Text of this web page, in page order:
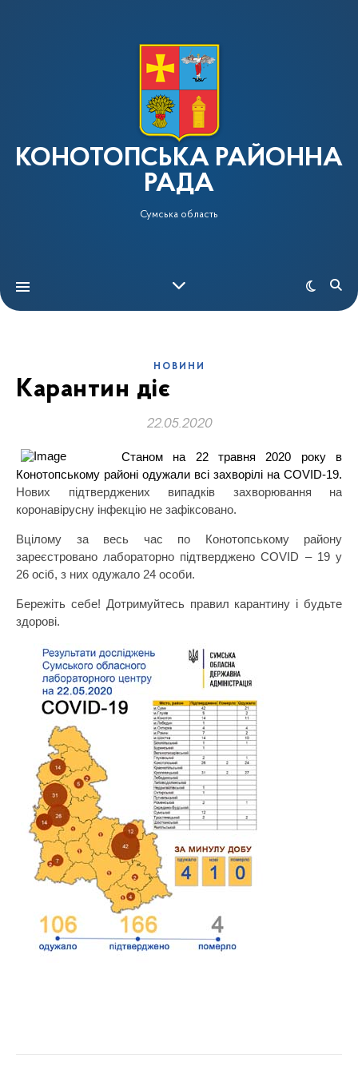
КОНОТОПСЬКА РАЙОННА
РАДА
Сумська область
НОВИНИ
Карантин діє
22.05.2020
Станом на 22 травня 2020 року в
Конотопському районі одужали всі захворілі на COVID-19.
Нових підтверджених випадків захворювання на
коронавірусну інфекцію не зафіксовано.
Вцілому за весь час по Конотопському району
зареєстровано лабораторно підтверджено COVID – 19 у
26 осіб, з них одужало 24 особи.
Бережіть себе! Дотримуйтесь правил карантину і будьте
здорові.